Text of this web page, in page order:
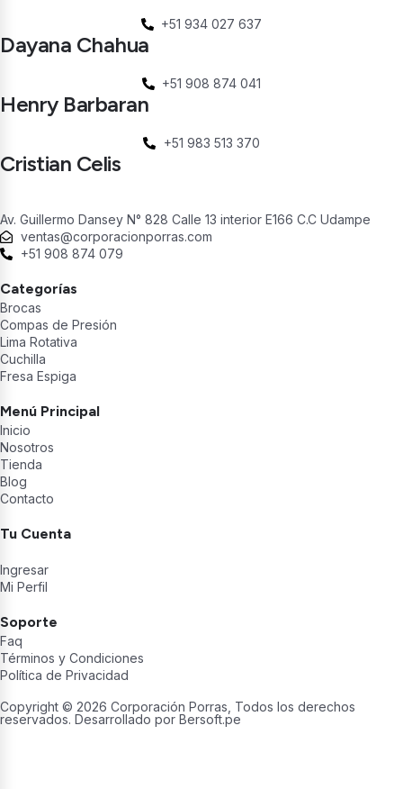
+51 934 027 637
Dayana Chahua
+51 908 874 041
Henry Barbaran
+51 983 513 370
Cristian Celis
Av. Guillermo Dansey N° 828 Calle 13 interior E166 C.C Udampe
ventas@corporacionporras.com
+51 908 874 079
Categorías
Brocas
Compas de Presión
Lima Rotativa
Cuchilla
Fresa Espiga
Menú Principal
Inicio
Nosotros
Tienda
Blog
Contacto
Tu Cuenta
Ingresar
Mi Perfil
Soporte
Faq
Términos y Condiciones
Política de Privacidad
Copyright © 2026 Corporación Porras, Todos los derechos
reservados. Desarrollado por Bersoft.pe